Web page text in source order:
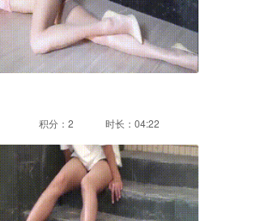
积分：2 时长：04:22